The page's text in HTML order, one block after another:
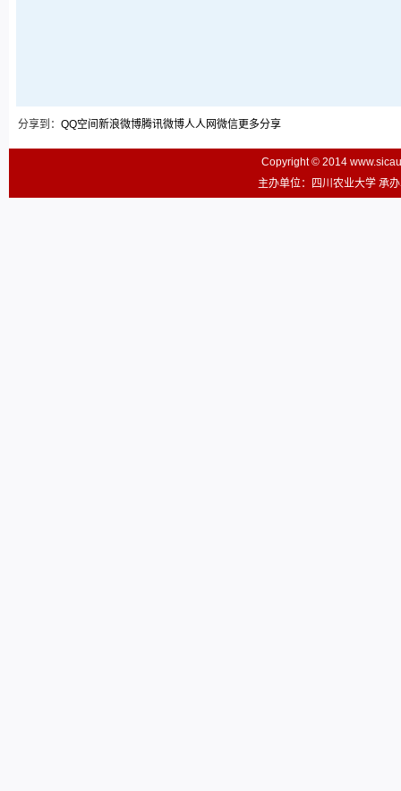
分享到： QQ空间 新浪微博腾讯微博人人网微信更多分享
Copyright © 2014
主办单位：四川农业大学 承